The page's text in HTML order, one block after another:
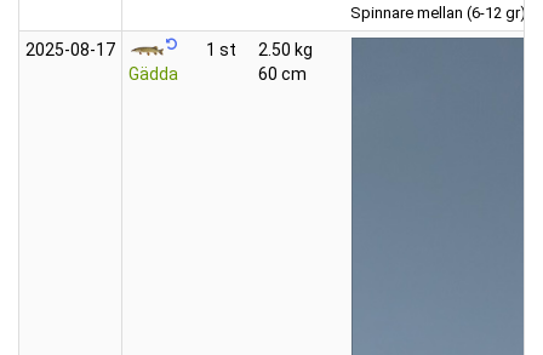
Spinnare mellan (6-12 gr)
2025‑08‑17
Gädda
1 st
2.50 kg
60 cm